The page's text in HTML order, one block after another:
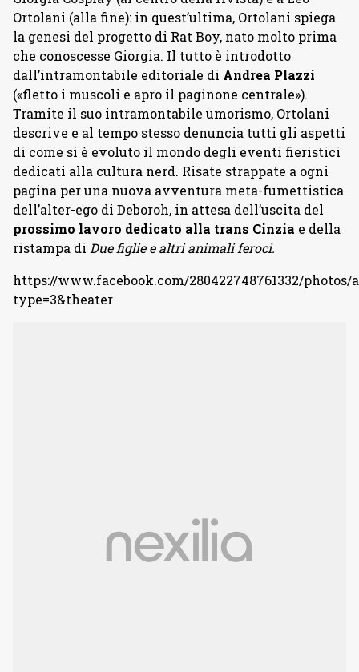
Ortolani (alla fine): in quest’ultima, Ortolani spiega
la genesi del progetto di Rat Boy, nato molto prima
che conoscesse Giorgia. Il tutto è introdotto
dall’intramontabile editoriale di Andrea Plazzi
(«fletto i muscoli e apro il paginone centrale»).
Tramite il suo intramontabile umorismo, Ortolani
descrive e al tempo stesso denuncia tutti gli aspetti
di come si è evoluto il mondo degli eventi fieristici
dedicati alla cultura nerd. Risate strappate a ogni
pagina per una nuova avventura meta-fumettistica
dell’alter-ego di Deboroh, in attesa dell’uscita del
prossimo lavoro dedicato alla trans Cinzia e della
ristampa di Due figlie e altri animali feroci.
https://www.facebook.com/280422748761332/photos/
type=3&theater